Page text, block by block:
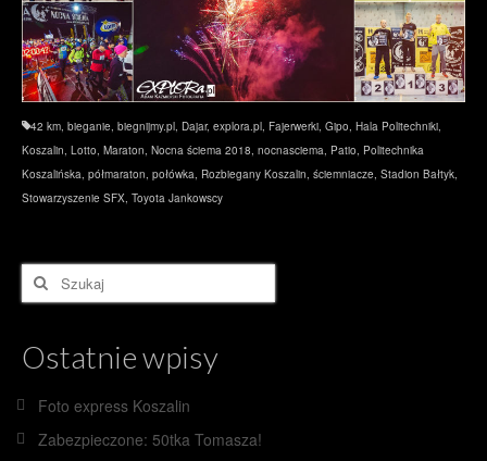
42 km, bieganie, biegnijmy.pl, Dajar, explora.pl, Fajerwerki, Gipo, Hala Politechniki,
Koszalin, Lotto, Maraton, Nocna ściema 2018, nocnasciema, Patio, Politechnika
Koszalińska, półmaraton, połówka, Rozbiegany Koszalin, ściemniacze, Stadion Bałtyk,
Stowarzyszenie SFX, Toyota Jankowscy
Szuklaj
w:
Ostatnie wpisy
Foto express Koszalin
Zabezpieczone: 50tka Tomasza!